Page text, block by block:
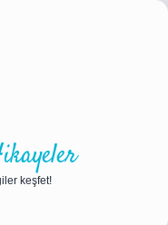
keşfet!